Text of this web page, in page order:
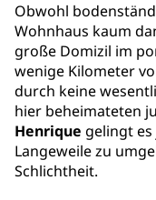
Obwohl
Wohnhaus kaum
große Domizil im
wenige Kilometer
durch keine
hier beheimateten
Henrique gelingt
Langeweile zu
Schlichtheit.